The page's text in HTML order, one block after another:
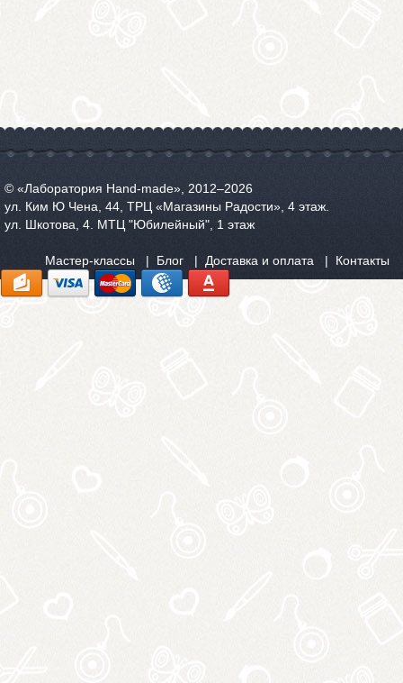
© «Лаборатория Hand-made», 2012‒2026
ул. Ким Ю Чена, 44, ТРЦ «Магазины Радости», 4 этаж.
ул. Шкотова, 4. МТЦ "Юбилейный", 1 этаж
Мастер-классы Блог Доставка и оплата Контакты